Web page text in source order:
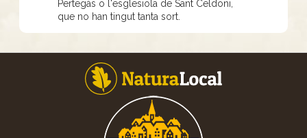
Pertegàs o l'esglesiola de Sant Celdoni,
que no han tingut tanta sort.